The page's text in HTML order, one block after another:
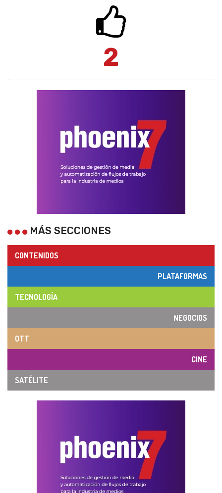
2
MÁS SECCIONES
CONTENIDOS
PLATAFORMAS
TECNOLOGÍA
NEGOCIOS
OTT
CINE
SATÉLITE